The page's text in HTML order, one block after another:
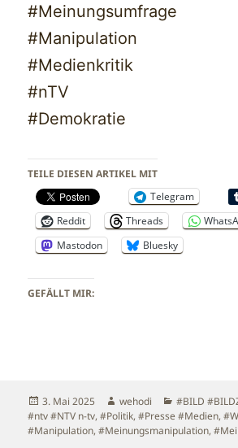
#Meinungsumfrage
#Manipulation
#Medienkritik
#nTV
#Demokratie
TEILE DIESEN ARTIKEL MIT
Telegram
Reddit
Threads
Mastodon
Bluesky
GEFÄLLT MIR:
Veröffentlicht
am
3. Mai 2025 Autor
wehodi Kategorien
#BILD
#ntv #NTV n-tv,#Politik,#Presse #Medien,
#Manipulation,#Meinungsmanipulation,